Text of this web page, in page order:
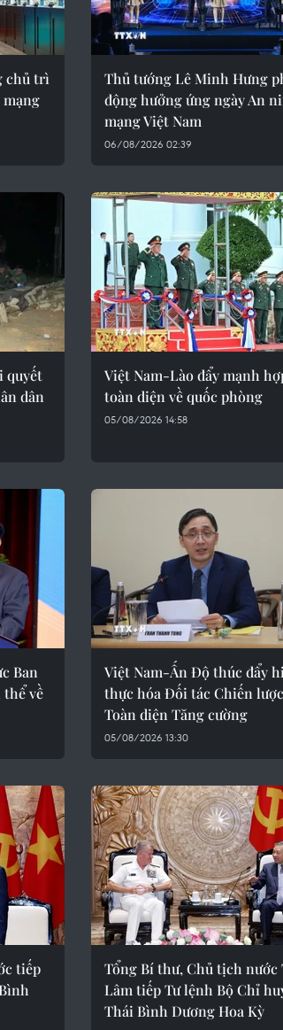
chủ trì
Thủ tướng Lê Minh Hưng
động hưởng ứng ngày An
mạng Việt Nam
06/08/2026 02:39
quyết
dân
Việt Nam-Lào đẩy mạnh
toàn diện về quốc phòng
05/08/2026 14:58
Ban
về
Việt Nam-Ấn Độ thúc đẩy
thực hóa Đối tác Chiến lược
Toàn diện Tăng cường
05/08/2026 13:30
tiếp
Tổng Bí thư, Chủ tịch nước
Lâm tiếp Tư lệnh Bộ Chỉ
Thái Bình Dương Hoa Kỳ